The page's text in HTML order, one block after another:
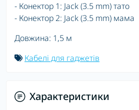
- Конектор 1: Jack (3.5 mm) тато
- Конектор 2: Jack (3.5 mm) мама
Довжина: 1,5 м
Кабелі для гаджетів
Характеристики